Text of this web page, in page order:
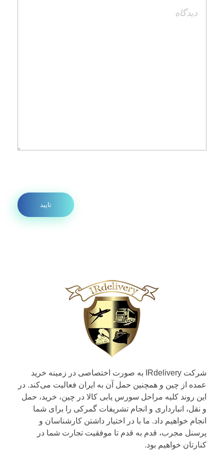
شرکت IRdelivery به صورت اختصاصی در زمینه خرید
عمده از چین و همچنین حمل آن به ایران فعالیت می‌کند. در
این روند کلیه مراحل سورس یابی کالا در چین، خرید، حمل
و نقل، انبارداری و انجام تشریفات گمرکی را برای شما
انجام خواهیم داد. ما با در اختیار داشتن کارشناسان و
پرسنل مجرب، قدم به قدم تا موفقیت تجارت شما در
کنارتان خواهیم بود.